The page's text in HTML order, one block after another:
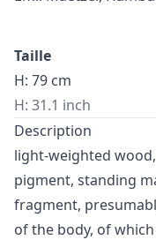
Taille
H: 79 cm
H: 31.1 inch
Description
light-weighted
pigment, standing
fragment,
of the body, of